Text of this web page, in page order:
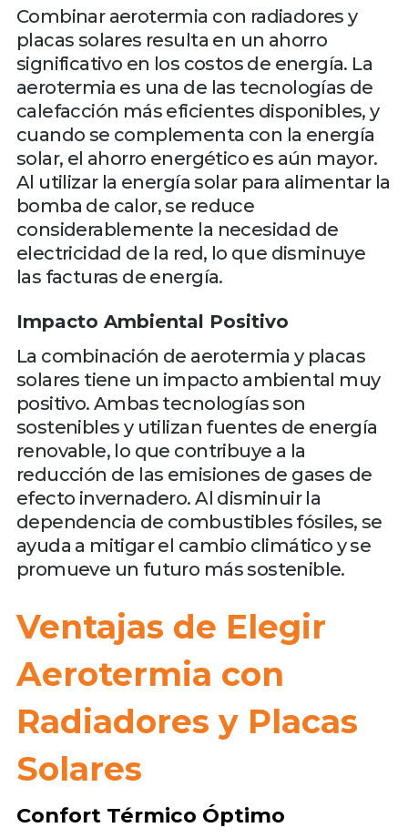
Combinar aerotermia con radiadores y
placas solares resulta en un ahorro
significativo en los costos de energía. La
aerotermia es una de las tecnologías de
calefacción más eficientes disponibles, y
cuando se complementa con la energía
solar, el ahorro energético es aún mayor.
Al utilizar la energía solar para alimentar la
bomba de calor, se reduce
considerablemente la necesidad de
electricidad de la red, lo que disminuye
las facturas de energía.
Impacto Ambiental Positivo
La combinación de aerotermia y placas
solares tiene un impacto ambiental muy
positivo. Ambas tecnologías son
sostenibles y utilizan fuentes de energía
renovable, lo que contribuye a la
reducción de las emisiones de gases de
efecto invernadero. Al disminuir la
dependencia de combustibles fósiles, se
ayuda a mitigar el cambio climático y se
promueve un futuro más sostenible.
Ventajas de Elegir
Aerotermia con
Radiadores y Placas
Solares
Confort Térmico Óptimo